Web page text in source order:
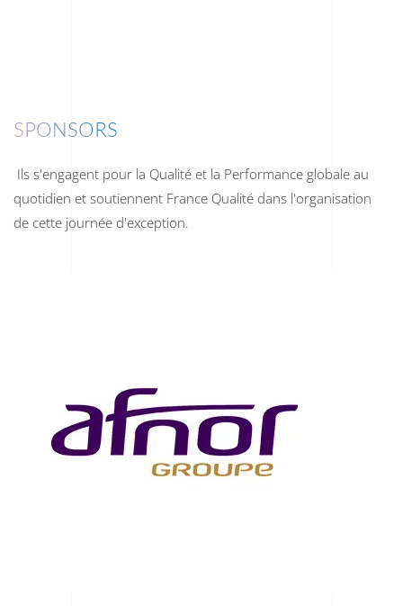
SPONSORS
Ils s'engagent pour la Qualité et la Performance globale au
quotidien et soutiennent France Qualité dans l'organisation
de cette journée d'exception.